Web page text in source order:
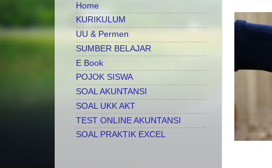
Home
KURIKULUM
UU & Permen
SUMBER BELAJAR
E Book
POJOK SISWA
SOAL AKUNTANSI
SOAL UKK AKT
TEST ONLINE AKUNTANSI
SOAL PRAKTIK EXCEL